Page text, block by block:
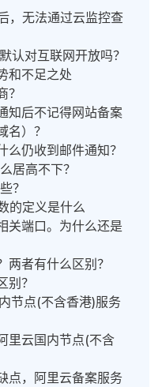
，无法通过云监控查
认对互联网开放吗？
和不足之处
？
知后不记得网站备案
名）？
么仍收到邮件通知？
居高不下？
？
的定义是什么
关端口。为什么还是
两者有什么区别？
别？
节点(不含香港)服务
里云国内节点(不含
点，阿里云备案服务